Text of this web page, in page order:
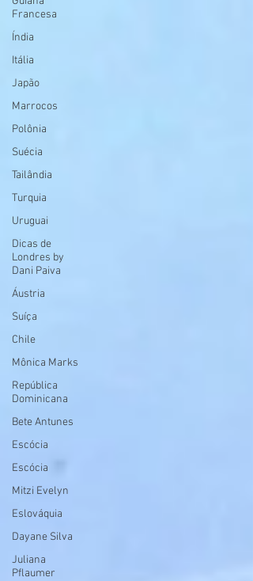
Francesa
Índia
Itália
Japão
Marrocos
Polônia
Suécia
Tailândia
Turquia
Uruguai
Dicas de
Londres by
Dani Paiva
Áustria
Suíça
Chile
Mônica Marks
República
Dominicana
Bete Antunes
Escócia
Escócia
Mitzi Evelyn
Eslováquia
Dayane Silva
Juliana
Pflaumer